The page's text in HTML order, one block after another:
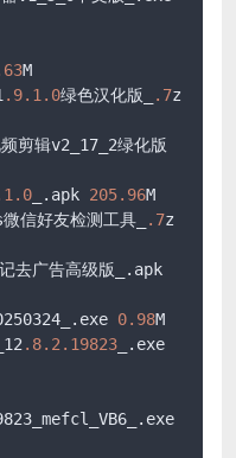
M
.9.1 .0绿色汉化版_ .7
辑v2_17_2绿化版
.0 _.apk 205.96M
好友检测工具_ .7
0.98M
.8.2 .19823